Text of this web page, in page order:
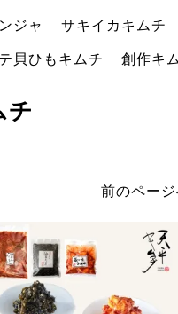
ジャ サキイカキムチ
貝ひもキムチ 創作キ
チ
前のページ